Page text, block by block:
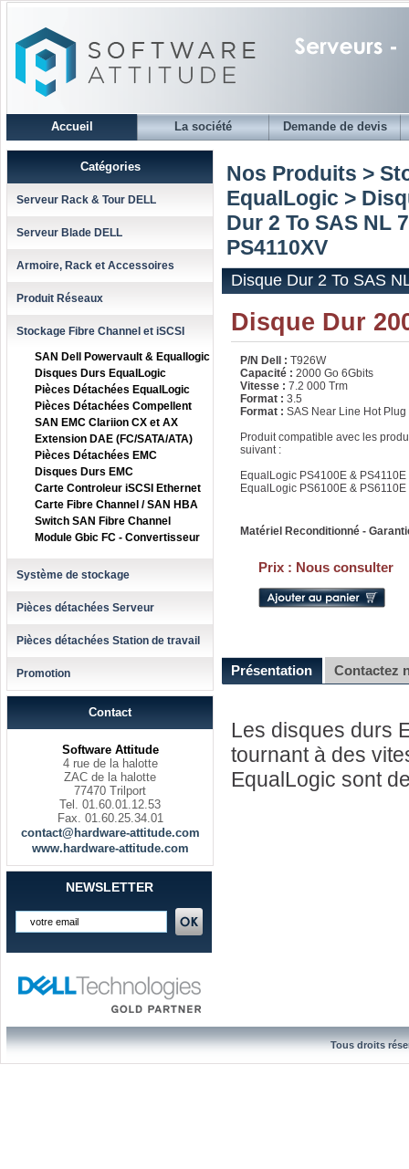
Accueil La société Demande de devis
Catégories
Serveur Rack & Tour DELL
Serveur Blade DELL
Armoire, Rack et Accessoires
Produit Réseaux
Stockage Fibre Channel et iSCSI
SAN Dell Powervault & Equallogic
Disques Durs EqualLogic
Pièces Détachées EqualLogic
Pièces Détachées Compellent
SAN EMC Clariion CX et AX
Extension DAE (FC/SATA/ATA)
Pièces Détachées EMC
Disques Durs EMC
Carte Controleur iSCSI Ethernet
Carte Fibre Channel / SAN HBA
Switch SAN Fibre Channel
Module Gbic FC - Convertisseur
Système de stockage
Pièces détachées Serveur
Pièces détachées Station de travail
Promotion
Contact
Software Attitude
4 rue de la halotte
ZAC de la halotte
77470 Trilport
Tel. 01.60.01.12.53
Fax. 01.60.25.34.01
contact@hardware-attitude.com
www.hardware-attitude.com
NEWSLETTER
Nos Produits >
EqualLogic >
Dur 2 To SAS NL
PS4110XV
Disque Dur 2 To SAS
Disque Dur
P/N Dell : T926W
Capacité : 2000 Go 6Gbits
Vitesse : 7.2 000 Trm
Format : 3.5
Format : SAS Near Line Hot Plug
Produit compatible avec les
suivant :
EqualLogic PS4100E & PS4110E
EqualLogic PS6100E & PS6110E
Matériel Reconditionné -
Prix : Nous consulter
Présentation Contactez
Les disques durs
tournant à des
EqualLogic sont
Tous droits